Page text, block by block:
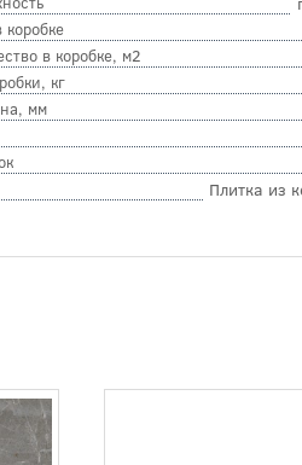
в коробке, м2
кг
мм
Плитка из